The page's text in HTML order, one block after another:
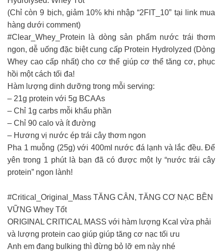
(Chỉ còn 9 bịch, giảm 10% khi nhập “2FIT_10” tại link mua
hàng dưới comment)
#Clear_Whey_Protein là dòng sản phẩm nước trái thơm
ngon, dễ uống đặc biệt cung cấp Protein Hydrolyzed (Dòng
Whey cao cấp nhất) cho cơ thể giúp cơ thể tăng cơ, phục
hồi một cách tối đa!
Hàm lượng dinh dưỡng trong mỗi serving:
– 21g protein với 5g BCAAs
– Chỉ 1g carbs mỗi khẩu phần
– Chỉ 90 calo và ít đường
– Hương vị nước ép trái cây thơm ngon
Pha 1 muỗng (25g) với 400ml nước đá lạnh và lắc đều. Để
yên trong 1 phút là bạn đã có được một ly “nước trái cây
protein” ngon lành!
#Critical_Original_Mass TĂNG CÂN, TĂNG CƠ NẠC BỀN
VỮNG Whey Tốt
ORIGINAL CRITICAL MASS với hàm lượng Kcal vừa phải
và lượng protein cao giúp giúp tăng cơ nạc tối ưu
Anh em đang bulking thì đừng bỏ lỡ em này nhé